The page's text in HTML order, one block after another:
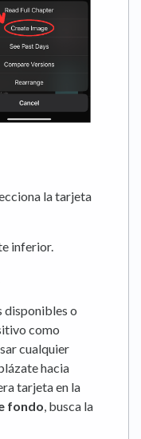
la tarjeta
inferior.
disponibles o
como
cualquier
hacia
tarjeta en la
fondo , busca la